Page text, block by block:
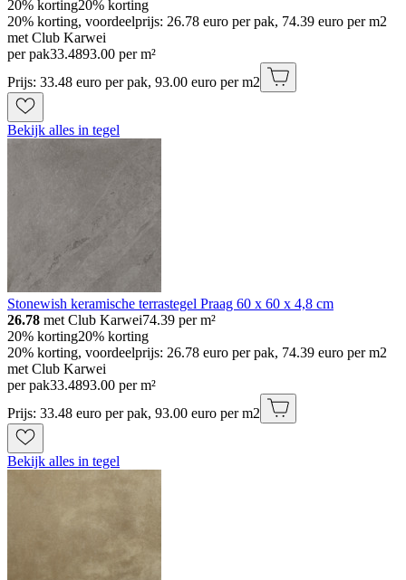
20% korting20% korting
20% korting, voordeelprijs: 26.78 euro per pak, 74.39 euro per m2
met Club Karwei
per pak33.4893.00 per m²
Prijs: 33.48 euro per pak, 93.00 euro per m2
Bekijk alles in tegel
Stonewish keramische terrastegel Praag 60 x 60 x 4,8 cm
26.78 met Club Karwei74.39 per m²
20% korting20% korting
20% korting, voordeelprijs: 26.78 euro per pak, 74.39 euro per m2
met Club Karwei
per pak33.4893.00 per m²
Prijs: 33.48 euro per pak, 93.00 euro per m2
Bekijk alles in tegel